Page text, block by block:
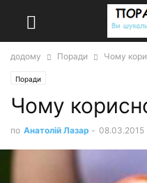
додому Поради Чому
Поради
Чому
по Анатолій Лазар - 08.03.2015